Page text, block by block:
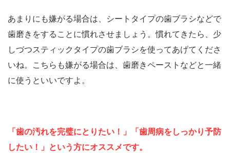
あまりにも嫌がる場合は、シートタイプの歯ブラシなどで
歯磨きをすることに慣れさせましょう。慣れてきたら、少
しづつスティックタイプの歯ブラシを使ってあげてくださ
いね。こちらも嫌がる場合は、歯磨きペーストなどと一緒
に使うといいですよ。
「歯の汚れを完璧にとりたい！」「歯周病をしっかり予防
したい！」という方にオススメです。